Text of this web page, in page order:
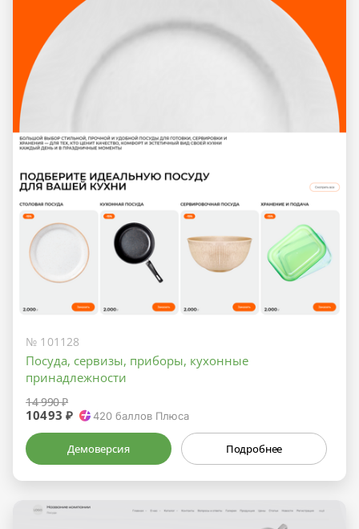
№ 101128
Посуда, сервизы, приборы, кухонные
принадлежности
14 990 ₽
10493 ₽ 420 баллов Плюса
Демоверсия Подробнее